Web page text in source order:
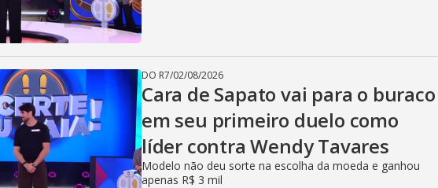
DO R7/02/08/2026
Cara de Sapato vai para o buraco
em seu primeiro duelo como
líder contra Wendy Tavares
Modelo não deu sorte na escolha da moeda e ganhou
apenas R$ 3 mil